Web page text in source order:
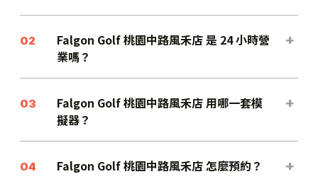
02
Falgon Golf 桃園中路風禾店 是 24 小時營
業嗎？
+
03
Falgon Golf 桃園中路風禾店 用哪一套模
擬器？
+
04 Falgon Golf 桃園中路風禾店 怎麼預約？ +